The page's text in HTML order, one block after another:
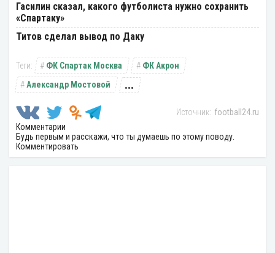
Гасилин сказал, какого футболиста нужно сохранить
«Спартаку»
Титов сделал вывод по Даку
ФК Спартак Москва
ФК Акрон
Александр Мостовой
...
football24.ru
Комментарии
Будь первым и расскажи, что ты думаешь по этому поводу.
Комментировать